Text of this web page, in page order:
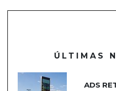
ÚLTIMAS
ADS